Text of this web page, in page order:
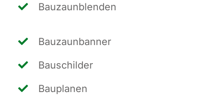
Bau­zaun­blen­den
Bau­zaun­ban­ner
Bau­schil­der
Bau­pla­nen